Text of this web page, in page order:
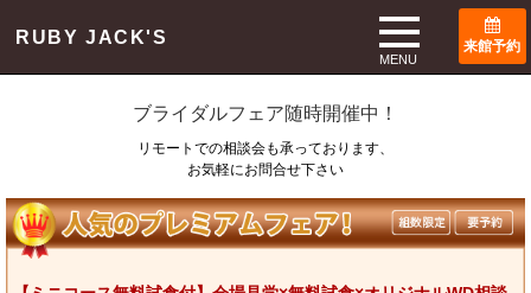
RUBY JACK'S
MENU
来館予約
ブライダルフェア随時開催中！
リモートでの相談会も承っております、
お気軽にお問合せ下さい